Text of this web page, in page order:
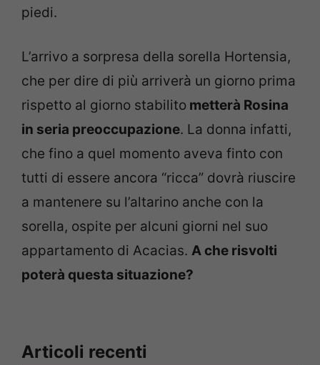
piedi.
L’arrivo a sorpresa della sorella Hortensia,
che per dire di più arriverà un giorno prima
rispetto al giorno stabilito metterà Rosina
in seria preoccupazione. La donna infatti,
che fino a quel momento aveva finto con
tutti di essere ancora “ricca” dovrà riuscire
a mantenere su l’altarino anche con la
sorella, ospite per alcuni giorni nel suo
appartamento di Acacias. A che risvolti
poterà questa situazione?
Articoli recenti